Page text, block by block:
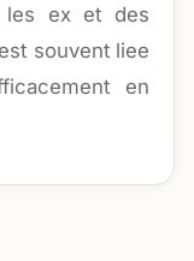
les ex et des
souvent liee
en